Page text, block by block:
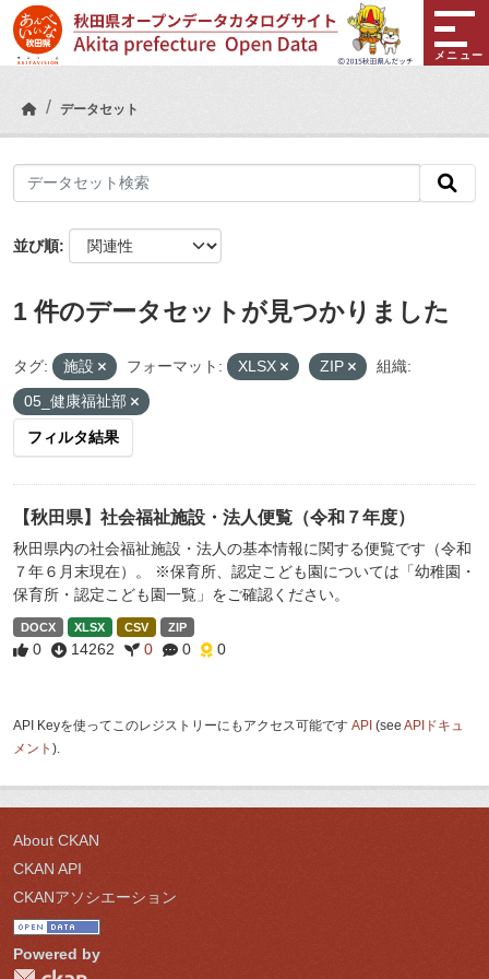
Skip to main content
メニュー
データセット
並び順
1 件のデータセットが見つかりました
タグ: 施設 フォーマット: XLSX ZIP
組織:
05_健康福祉部
フィルタ結果
【秋田県】社会福祉施設・法人便覧（令和７年度）
秋田県内の社会福祉施設・法人の基本情報に関する便覧です（令和
７年６月末現在）。 ※保育所、認定こども園については「幼稚園・
保育所・認定こども園一覧」をご確認ください。
DOCX XLSX CSV ZIP
0 14262 0 0 0
API Keyを使ってこのレジストリーにもアクセス可能です API (see APIドキュ
メント ).
About CKAN
CKAN API
CKANアソシエーション
Powered by